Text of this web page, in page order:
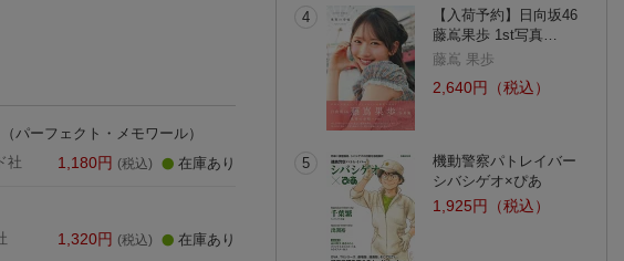
（パーフェクト・メモワール）
社 1,180円 (税込) 在庫あり
1,320円 (税込) 在庫あり
4
【入荷予約】日向坂46
藤嶌果歩 1st写真…
藤嶌 果歩
2,640円（税込）
5
機動警察パトレイバー
シバシゲオ×ぴあ
1,925円（税込）